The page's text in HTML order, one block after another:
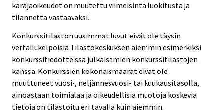
käräjäoikeudet on muutettu viimeisintä luokitusta ja
tilannetta vastaavaksi.
Konkurssitilaston uusimmat luvut eivät ole täysin
vertailukelpoisia Tilastokeskuksen aiemmin esimerkiksi
konkurssitiedotteissa julkaisemien konkurssitilastojen
kanssa. Konkurssien kokonaismäärät eivät ole
muuttuneet vuosi-, neljännesvuosi- tai kuukausitasolla,
ainoastaan toimialaa ja oikeudellisia muotoja koskevia
tietoja on tilastoitu eri tavalla kuin aiemmin.